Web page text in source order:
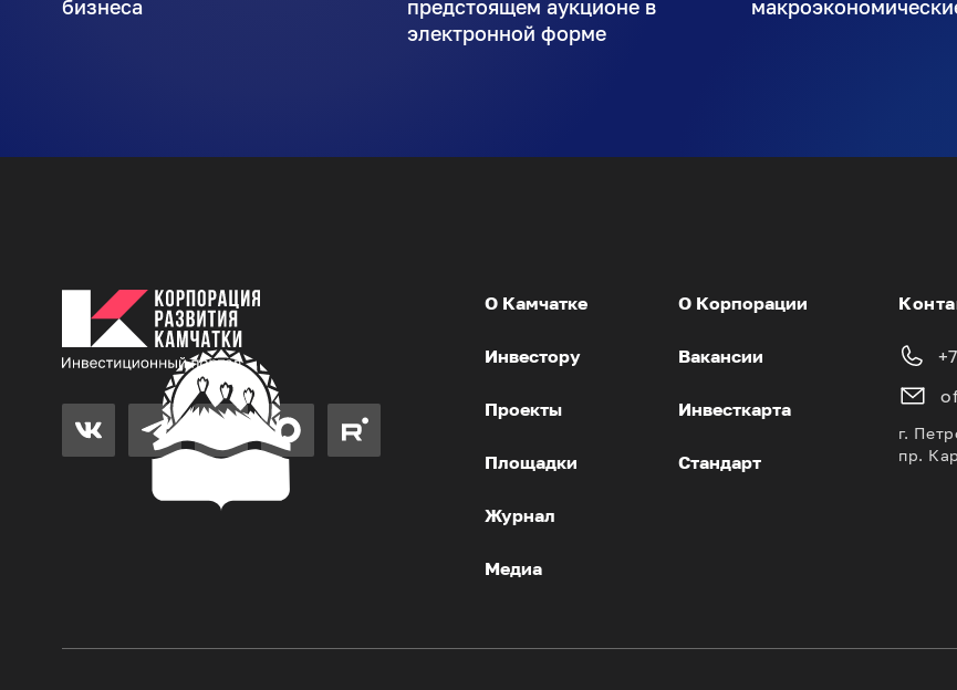
бизнеса
предстоящем аукционе в
электронной форме
О Камчатке
Инвестору
Проекты
Площадки
Журнал
Медиа
О Корпорации
Вакансии
Инвесткарта
Стандарт
г.
пр.